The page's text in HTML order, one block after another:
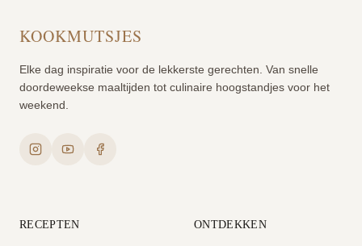
KOOKMUTSJES
Elke dag inspiratie voor de lekkerste gerechten. Van snelle
doordeweekse maaltijden tot culinaire hoogstandjes voor het
weekend.
RECEPTEN ONTDEKKEN